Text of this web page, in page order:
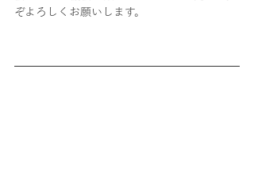
ぞよろしくお願いします。